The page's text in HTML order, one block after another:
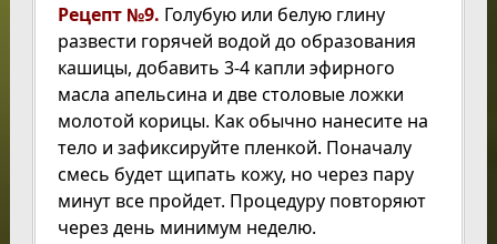
Рецепт №9. Голубую или белую глину
развести горячей водой до образования
кашицы, добавить 3-4 капли эфирного
масла апельсина и две столовые ложки
молотой корицы. Как обычно нанесите на
тело и зафиксируйте пленкой. Поначалу
смесь будет щипать кожу, но через пару
минут все пройдет. Процедуру повторяют
через день минимум неделю.